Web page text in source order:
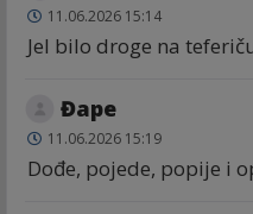
11.06.2026 15:14
Jel bilo droge na
Đape
11.06.2026 15:19
Dođe, pojede, popije i